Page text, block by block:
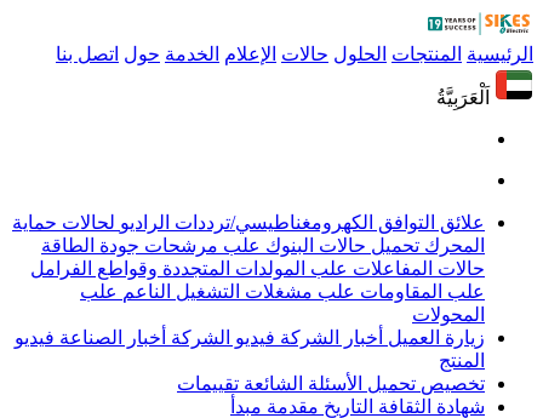
الرئيسية المنتجات الحلول حالات الإعلام الخدمة حول اتصل بنا
اَلْعَرَبِيَّةُ
علائق التوافق الكهرومغناطيسي/ترددات الراديو لحالات حماية
المحرك تحميل حالات البنوك علب مرشحات جودة الطاقة
حالات المفاعلات علب المولدات المتجددة وقواطع الفرامل
علب المقاومات علب مشغلات التشغيل الناعم علب
المحولات
زيارة العميل أخبار الشركة فيديو الشركة أخبار الصناعة فيديو
المنتج
تخصيص تحميل الأسئلة الشائعة تقييمات
شهادة الثقافة التاريخ مقدمة مبدأ